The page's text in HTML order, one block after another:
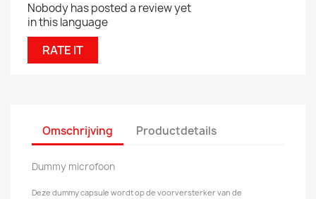
Nobody has posted a review yet
in this language
RATE IT
Omschrijving Productdetails
Dummy microfoon
Deze dummy capsule wordt op de voorversterker van de